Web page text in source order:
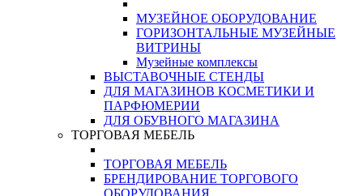
МУЗЕЙНОЕ ОБОРУДОВАНИЕ
ГОРИЗОНТАЛЬНЫЕ МУЗЕЙНЫЕ
ВИТРИНЫ
Музейные комплексы
ВЫСТАВОЧНЫЕ СТЕНДЫ
ДЛЯ МАГАЗИНОВ КОСМЕТИКИ И
ПАРФЮМЕРИИ
ДЛЯ ОБУВНОГО МАГАЗИНА
ТОРГОВАЯ МЕБЕЛЬ
ТОРГОВАЯ МЕБЕЛЬ
БРЕНДИРОВАНИЕ ТОРГОВОГО
ОБОРУДОВАНИЯ